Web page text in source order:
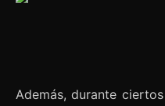
Además, durante